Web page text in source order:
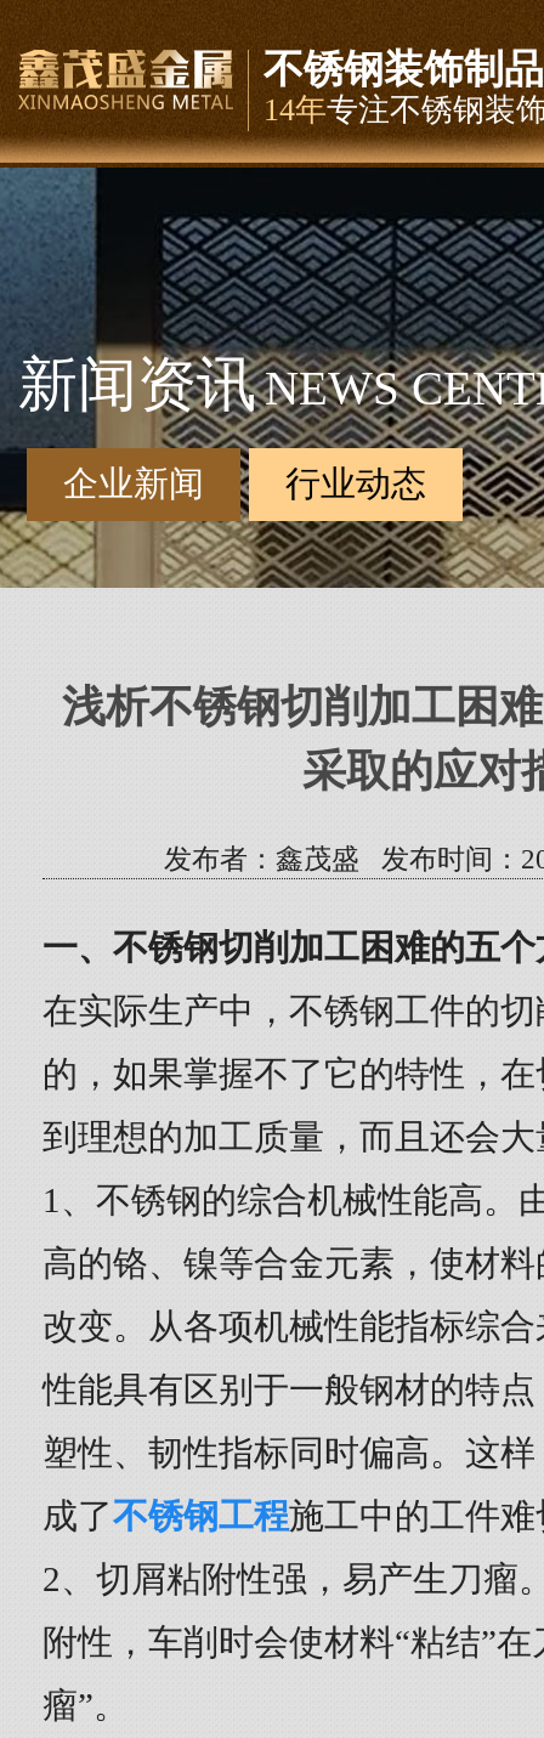
不锈钢装饰制品
14年专注不锈钢装
新闻资讯NEWS
企业新闻 行业动态
浅析不锈钢切削加工困
采取的应对
发布者：鑫茂盛 发布时间：
一、不锈钢切削加工困难的五个
在实际生产中，不锈钢工件的
的，如果掌握不了它的特性，
到理想的加工质量，而且还会
1、不锈钢的综合机械性能高。
高的铬、镍等合金元素，使材
改变。从各项机械性能指标综
性能具有区别于一般钢材的特
塑性、韧性指标同时偏高。这
成了不锈钢工程施工中的工件
2、切屑粘附性强，易产生刀瘤
附性，车削时会使材料“粘结”
瘤”。